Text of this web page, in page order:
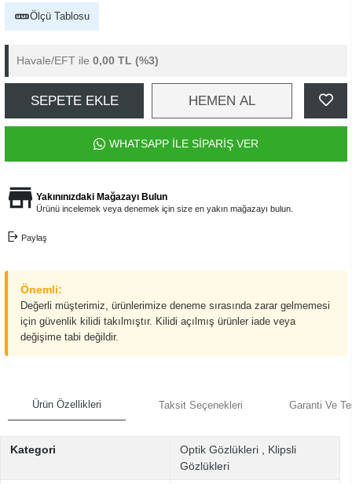
Ölçü Tablosu
Havale/EFT ile 0,00 TL (%3)
SEPETE EKLE HEMEN AL
WHATSAPP İLE SİPARİŞ VER
Yakınınızdaki Mağazayı Bulun
Ürünü incelemek veya denemek için size en yakın mağazayı bulun.
Paylaş
Önemli:
Değerli müşterimiz, ürünlerimize deneme sırasında zarar gelmemesi
için güvenlik kilidi takılmıştır. Kilidi açılmış ürünler iade veya
değişime tabi değildir.
Ürün Özellikleri Taksit Seçenekleri Garanti Ve
Kategori Optik Gözlükleri
Klipsli
Gözlükleri